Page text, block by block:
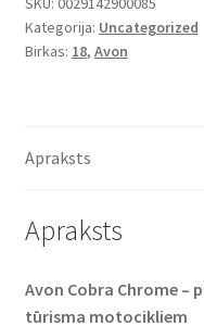
Kategorija: Uncategorized
Birkas: 18, Avon
Apraksts
Apraksts
Avon Cobra Chrome –
tūrisma motocikliem​